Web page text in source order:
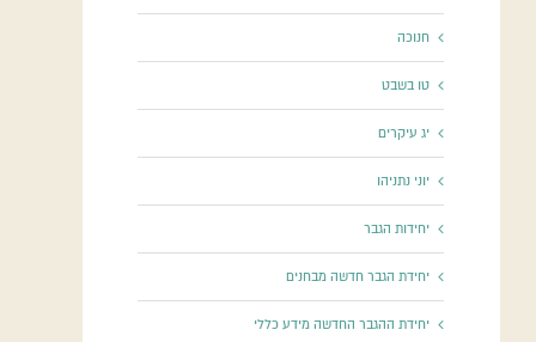
חנוכה
טו בשבט
יג עיקרים
יוני נתניהו
יחידות הגבר
יחידת הגבר חדשה מבחנים
יחידת ההגבר החדשה מידע כללי